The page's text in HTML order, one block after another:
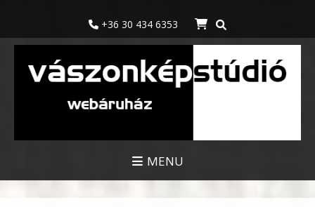
content
+36 30 434 6353
MENU